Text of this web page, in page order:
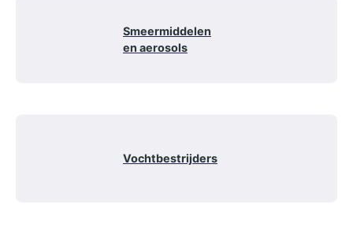
Smeermiddelen
en aerosols
Vochtbestrijders